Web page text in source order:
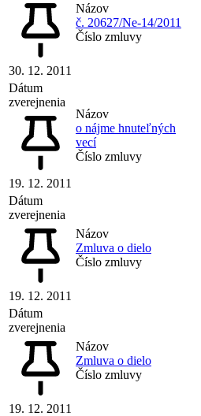
30. 12. 2011
Názov
č. 20627/Ne-14/2011
Číslo zmluvy
Dátum
zverejnenia
19. 12. 2011
Názov
o nájme hnuteľných
vecí
Číslo zmluvy
Dátum
zverejnenia
19. 12. 2011
Názov
Zmluva o dielo
Číslo zmluvy
Dátum
zverejnenia
19. 12. 2011
Názov
Zmluva o dielo
Číslo zmluvy